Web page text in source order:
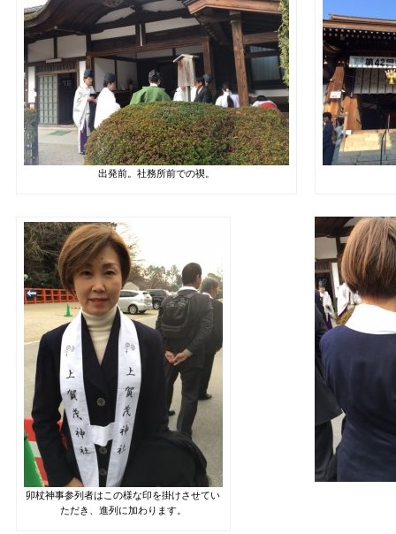
出発前。社務所前での禊。
卯杖神事参列者はこの様な印を掛けさせてい
ただき、進列に加わります。